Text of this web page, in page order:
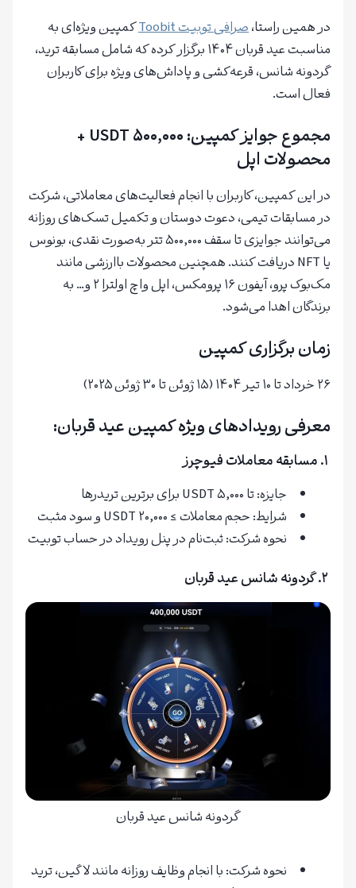
در همین راستا،صرافیتوبیتToobitکمپین ویژه‌ای به
مناسبت عید قربان ۱۴۰۴ برگزار کرده که شامل مسابقه ترید،
گردونه شانس، قرعه‌کشی و پاداش‌های ویژه برای کاربران
فعال است.
مجموع جوایز کمپین: ۵۰۰,۰۰۰ USDT +
محصولات اپل
در این کمپین، کاربران با انجام فعالیت‌های معاملاتی، شرکت
در مسابقات تیمی، دعوت دوستان و تکمیل تسک‌های روزانه
می‌توانند جوایزی تا سقف ۵۰۰,۰۰۰ تتر به‌صورت نقدی، بونوس
یا NFT دریافت کنند. همچنین محصولات باارزشی مانند
مک‌بوک پرو، آیفون ۱۶ پرومکس، اپل واچ اولترا ۲ و… به
برندگان اهدا می‌شود.
زمان برگزاری کمپین
۲۶ خرداد تا ۱۰ تیر ۱۴۰۴ (۱۵ ژوئن تا ۳۰ ژوئن ۲۰۲۵)
معرفی رویدادهای ویژه کمپین عید قربان:
جایزه: تا ۵,۰۰۰ USDT برای برترین تریدرها
شرایط: حجم معاملات ≥ ۲۰,۰۰۰ USDT و سود مثبت
نحوه شرکت: ثبت‌نام در پنل رویداد در حساب توبیت
گردونه شانس عید قربان
نحوه شرکت: با انجام وظایف روزانه مانند لاگین، ترید